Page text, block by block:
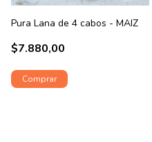
Pura Lana de 4 cabos - MAIZ
$7.880,00